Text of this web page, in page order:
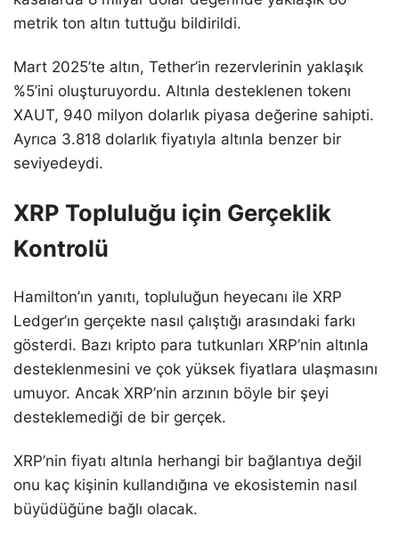
metrik ton altın tuttuğu bildirildi.
Mart 2025’te altın, Tether’in rezervlerinin yaklaşık
%5’ini oluşturuyordu. Altınla desteklenen tokenı
XAUT, 940 milyon dolarlık piyasa değerine sahipti.
Ayrıca 3.818 dolarlık fiyatıyla altınla benzer bir
seviyedeydi.
XRP Topluluğu için Gerçeklik
Kontrolü
Hamilton’ın yanıtı, topluluğun heyecanı ile XRP
Ledger’ın gerçekte nasıl çalıştığı arasındaki farkı
gösterdi. Bazı kripto para tutkunları XRP’nin altınla
desteklenmesini ve çok yüksek fiyatlara ulaşmasını
umuyor. Ancak XRP’nin arzının böyle bir şeyi
desteklemediği de bir gerçek.
XRP’nin fiyatı altınla herhangi bir bağlantıya değil
onu kaç kişinin kullandığına ve ekosistemin nasıl
büyüdüğüne bağlı olacak.